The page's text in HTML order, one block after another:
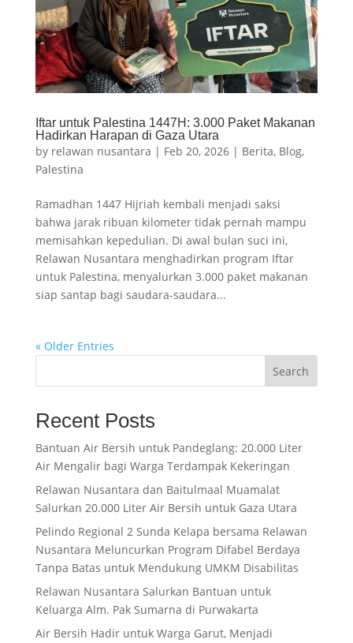
Iftar untuk Palestina 1447H: 3.000 Paket Makanan
Hadirkan Harapan di Gaza Utara
by relawan nusantara | Feb 20, 2026| Berita, Blog,
Palestina
Ramadhan 1447 Hijriah kembali menjadi saksi
bahwa jarak ribuan kilometer tidak pernah mampu
memisahkan kepedulian. Di awal bulan suci ini,
Relawan Nusantara menghadirkan program Iftar
untuk Palestina, menyalurkan 3.000 paket makanan
siap santap bagi saudara-saudara...
« Older Entries
Search
Recent Posts
Bantuan Air Bersih untuk Pandeglang: 20.000 Liter
Air Mengalir bagi Warga Terdampak Kekeringan
Relawan Nusantara dan Baitulmaal Muamalat
Salurkan 20.000 Liter Air Bersih untuk Gaza Utara
Pelindo Regional 2 Sunda Kelapa bersama Relawan
Nusantara Meluncurkan Program Difabel Berdaya
Tanpa Batas untuk Mendukung UMKM Disabilitas
Relawan Nusantara Salurkan Bantuan untuk
Keluarga Alm. Pak Sumarna di Purwakarta
Air Bersih Hadir untuk Warga Garut, Menjadi